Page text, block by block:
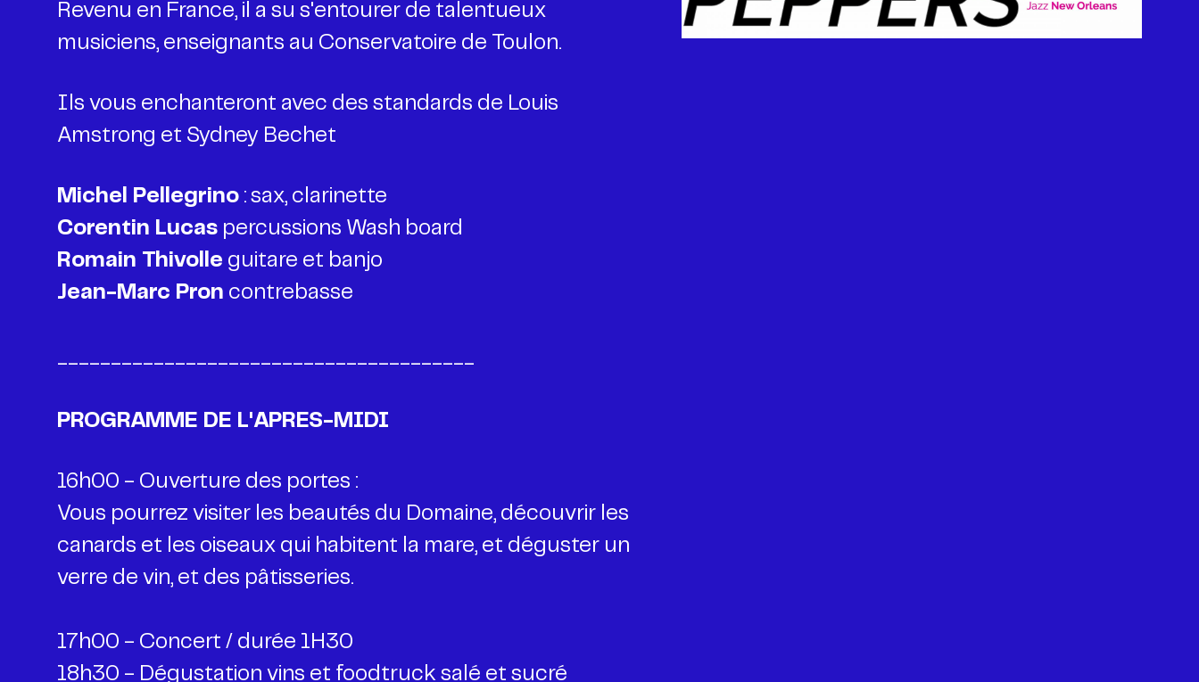
Revenu en France, il a su s'entourer de talentueux
musiciens, enseignants au Conservatoire de Toulon.
Ils vous enchanteront avec des standards de Louis
Amstrong et Sydney Bechet
Michel Pellegrino : sax, clarinette
Corentin Lucas
Romain Thivolle
Jean-Marc Pron contrebasse
PROGRAMME DE L'APRES-MIDI
16h00 - Ouverture des portes :
Vous pourrez visiter les beautés du Domaine, découvrir les
canards et les oiseaux qui habitent la mare, et déguster un
verre de vin, et des pâtisseries.
17h00 - Concert / durée 1H30
18h30 - Dégustation vins et foodtruck salé et sucré